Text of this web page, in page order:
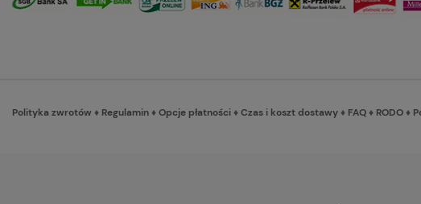
Polityka zwrotów ♦ Regulamin♦Opcje płatności♦Czas i koszt dostawy♦ FAQ♦ RODO♦